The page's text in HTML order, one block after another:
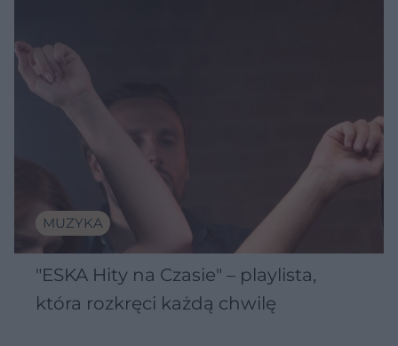
MUZYKA
"ESKA Hity na Czasie" – playlista,
która rozkręci każdą chwilę